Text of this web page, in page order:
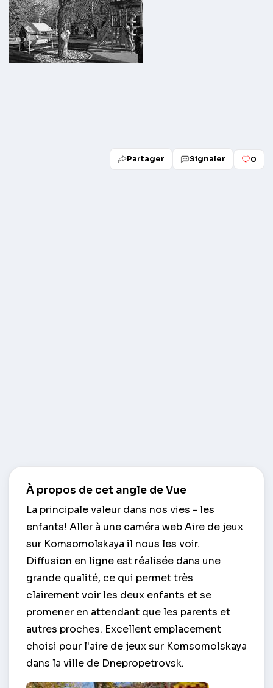
Partager Signaler 0
À propos de cet angle de Vue
La principale valeur dans nos vies - les
enfants! Aller à une caméra web Aire de jeux
sur Komsomolskaya il nous les voir.
Diffusion en ligne est réalisée dans une
grande qualité, ce qui permet très
clairement voir les deux enfants et se
promener en attendant que les parents et
autres proches. Excellent emplacement
choisi pour l'aire de jeux sur Komsomolskaya
dans la ville de Dnepropetrovsk.